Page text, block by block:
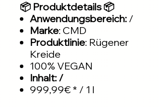
📦 Produktdetails 📦
Anwendungsbereich: /
Marke: CMD
Produktlinie: Rügener
Kreide
100% VEGAN
Inhalt: /
999,99€ * / 1 l